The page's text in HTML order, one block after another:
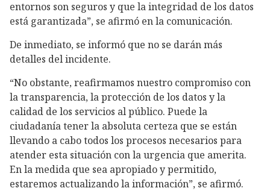
entornos son seguros y que la integridad de los datos
está garantizada”, se afirmó en la comunicación.
De inmediato, se informó que no se darán más
detalles del incidente.
“No obstante, reafirmamos nuestro compromiso con
la transparencia, la protección de los datos y la
calidad de los servicios al público. Puede la
ciudadanía tener la absoluta certeza que se están
llevando a cabo todos los procesos necesarios para
atender esta situación con la urgencia que amerita.
En la medida que sea apropiado y permitido,
estaremos actualizando la información”, se afirmó.